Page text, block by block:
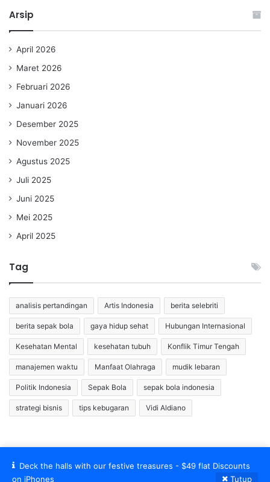
Deck the halls with our festive treasures - $49 flat Discounts
on iPhones
Tutup
Arsip
April 2026
Maret 2026
Februari 2026
Januari 2026
Desember 2025
November 2025
Agustus 2025
Juli 2025
Juni 2025
Mei 2025
April 2025
Tag
analisis pertandingan Artis Indonesia berita selebriti
berita sepak bola gaya hidup sehat Hubungan Internasional
Kesehatan Mental kesehatan tubuh Konflik Timur Tengah
manajemen waktu Manfaat Olahraga mudik lebaran
Politik Indonesia Sepak Bola sepak bola indonesia
strategi bisnis tips kebugaran Vidi Aldiano